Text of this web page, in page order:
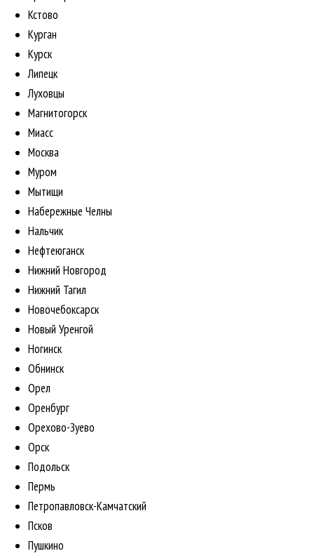
Кстово
Курган
Курск
Липецк
Луховцы
Магнитогорск
Миасс
Москва
Муром
Мытищи
Набережные Челны
Нальчик
Нефтеюганск
Нижний Новгород
Нижний Тагил
Новочебоксарск
Новый Уренгой
Ногинск
Обнинск
Орел
Оренбург
Орехово-Зуево
Орск
Подольск
Пермь
Петропавловск-Камчатский
Псков
Пушкино